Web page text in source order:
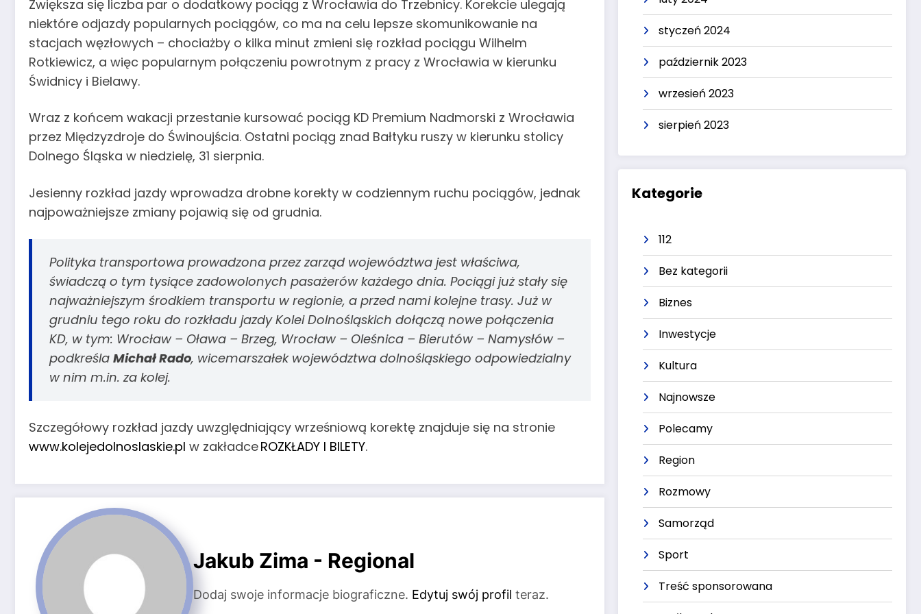
Zwiększa się liczba par o dodatkowy pociąg z Wrocławia do Trzebnicy. Korekcie ulegają
niektóre odjazdy popularnych pociągów, co ma na celu lepsze skomunikowanie na
stacjach węzłowych – chociażby o kilka minut zmieni się rozkład pociągu Wilhelm
Rotkiewicz, a więc popularnym połączeniu powrotnym z pracy z Wrocławia w kierunku
Świdnicy i Bielawy.
Wraz z końcem wakacji przestanie kursować pociąg KD Premium Nadmorski z Wrocławia
przez Międzyzdroje do Świnoujścia. Ostatni pociąg znad Bałtyku ruszy w kierunku stolicy
Dolnego Śląska w niedzielę, 31 sierpnia.
Jesienny rozkład jazdy wprowadza drobne korekty w codziennym ruchu pociągów, jednak
najpoważniejsze zmiany pojawią się od grudnia.
Polityka transportowa prowadzona przez zarząd województwa jest właściwa,
świadczą o tym tysiące zadowolonych pasażerów każdego dnia. Pociągi już stały się
najważniejszym środkiem transportu w regionie, a przed nami kolejne trasy. Już w
grudniu tego roku do rozkładu jazdy Kolei Dolnośląskich dołączą nowe połączenia
KD, w tym: Wrocław – Oława – Brzeg, Wrocław – Oleśnica – Bierutów – Namysłów–
podkreśla Michał Rado, wicemarszałek województwa dolnośląskiego odpowiedzialny
w nim m.in. za kolej.
Szczegółowy rozkład jazdy uwzględniający wrześniową korektę znajduje się na stronie
www.kolejedolnoslaskie.pl w zakładceROZKŁADY I BILETY.
Jakub Zima - Regional
Dodaj swoje informacje biograficzne. Edytuj swój profil teraz.
styczeń 2024
październik 2023
wrzesień 2023
sierpień 2023
Kategorie
112
Bez kategorii
Biznes
Inwestycje
Kultura
Najnowsze
Polecamy
Region
Rozmowy
Samorząd
Sport
Treść sponsorowana